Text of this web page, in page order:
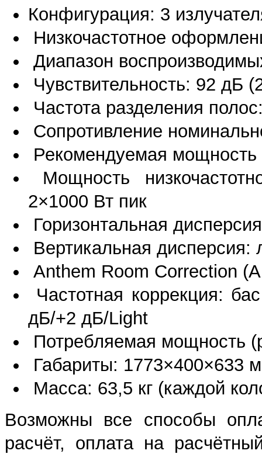
Конфигурация: 3
Низкочастотное
Диапазон
Чувствительность: 92 дБ
Частота разделения
Сопротивление
Рекомендуемая
Мощность
2×1000 Вт пик
Горизонтальная
Вертикальная
Anthem Room Correction
Частотная коррекция:
дБ/+2 дБ/Light
Потребляемая мощность
Габариты: 1773×400×633
Масса: 63,5 кг (каждой
Возможны все способы
расчёт, оплата на